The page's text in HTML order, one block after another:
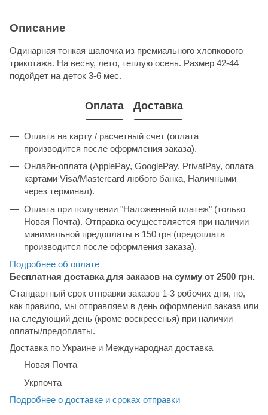
Описание
Одинарная тонкая шапочка из премиального хлопкового
трикотажа. На весну, лето, теплую осень. Размер 42-44
подойдет на деток 3-6 мес.
Оплата Доставка
Оплата на карту / расчетный счет (оплата
производится после оформления заказа).
Онлайн-оплата (ApplePay, GooglePay, PrivatPay, оплата
картами Visa/Mastercard любого банка, Наличными
через терминал).
Оплата при получении "Наложенный платеж" (только
Новая Почта). Отправка осуществляется при наличии
минимальной предоплаты в 150 грн (предоплата
производится после оформления заказа).
Подробнее об оплате
Бесплатная доставка для заказов на сумму от 2500 грн.
Стандартный срок отправки заказов 1-3 робочих дня, но,
как правило, мы отправляем в день оформления заказа или
на следующий день (кроме воскресенья) при наличии
оплаты/предоплаты.
Доставка по Украине и Международная доставка
Новая Почта
Укрпочта
Подробнее о доставке и сроках отправки